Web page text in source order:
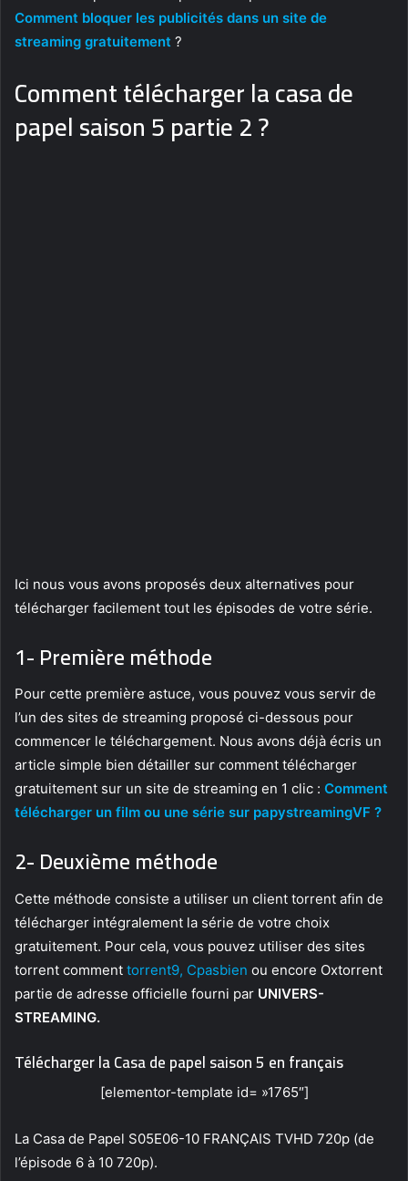
Comment bloquer les publicités dans un site de
streaming gratuitement ?
Comment télécharger la casa de
papel saison 5 partie 2 ?
Ici nous vous avons proposés deux alternatives pour
télécharger facilement tout les épisodes de votre série.
1- Première méthode
Pour cette première astuce, vous pouvez vous servir de
l’un des sites de streaming proposé ci-dessous pour
commencer le téléchargement. Nous avons déjà écris un
article simple bien détailler sur comment télécharger
gratuitement sur un site de streaming en 1 clic : Comment
télécharger un film ou une série sur papystreamingVF ?
2- Deuxième méthode
Cette méthode consiste a utiliser un client torrent afin de
télécharger intégralement la série de votre choix
gratuitement. Pour cela, vous pouvez utiliser des sites
torrent comment torrent9, Cpasbien ou encore Oxtorrent
partie de adresse officielle fourni par UNIVERS-
STREAMING.
Télécharger la Casa de papel saison 5 en français
[elementor-template id= »1765″]
La Casa de Papel S05E06-10 FRANÇAIS TVHD 720p (de
l’épisode 6 à 10 720p).